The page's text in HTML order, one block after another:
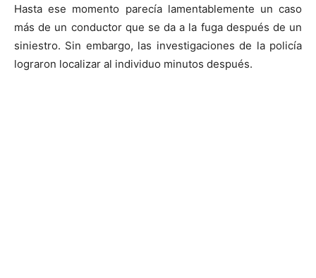
Hasta ese momento parecía lamentablemente un caso
más de un conductor que se da a la fuga después de un
siniestro. Sin embargo, las investigaciones de la policía
lograron localizar al individuo minutos después.